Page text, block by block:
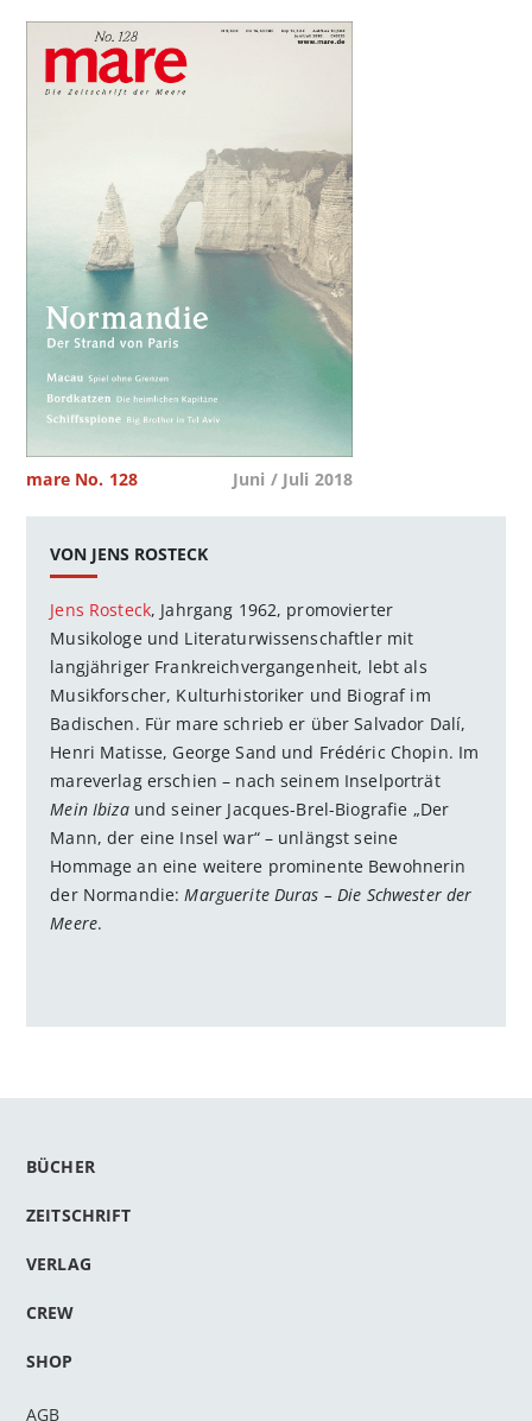
mare No. 128 Juni / Juli 2018
VON JENS ROSTECK
Jens Rosteck, Jahrgang 1962, promovierter
Musikologe und Literaturwissenschaftler mit
langjähriger Frankreichvergangenheit, lebt als
Musikforscher, Kulturhistoriker und Biograf im
Badischen. Für mare schrieb er über Salvador Dalí,
Henri Matisse, George Sand und Frédéric Chopin. Im
mareverlag erschien – nach seinem Inselporträt
Mein Ibizaund seiner Jacques-Brel-Biografie „Der
Mann, der eine Insel war“ – unlängst seine
Hommage an eine weitere prominente Bewohnerin
der Normandie: Marguerite Duras – Die Schwester der
Meere.
BÜCHER
ZEITSCHRIFT
VERLAG
CREW
SHOP
AGB